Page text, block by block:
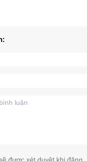
được xét duyệt khi đăng.